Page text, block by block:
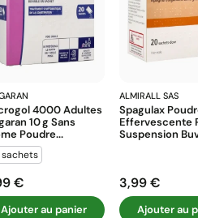
4000 Adultes
10 G Sans
Poudre...
€
Ajouter au panier
ALMIRALL SAS
Spagulax
Effervescente
Suspension
Prix
3,99 €
Ajouter au